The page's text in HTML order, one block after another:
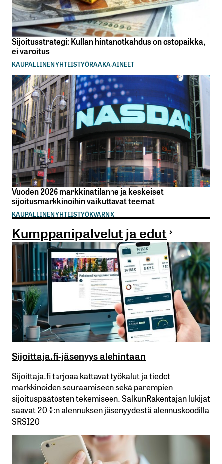
Sijoitusstrategi: Kullan hintanotkahdus on ostopaikka,
ei varoitus
KAUPALLINEN YHTEISTYÖRAAKA-AINEET
Vuoden 2026 markkinatilanne ja keskeiset
sijoitusmarkkinoihin vaikuttavat teemat
KAUPALLINEN YHTEISTYÖKVARN X
Kumppanipalvelut ja edut
Sijoittaja.fi-jäsenyys alehintaan
Sijoittaja.fi tarjoaa kattavat työkalut ja tiedot
markkinoiden seuraamiseen sekä parempien
sijoituspäätösten tekemiseen. SalkunRakentajan lukijat
saavat 20 %:n alennuksen jäsenyydestä alennuskoodilla
SRSI20